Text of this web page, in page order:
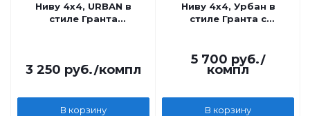
Ниву 4x4, URBAN в
стиле Гранта
3 250 руб./компл
В корзину
Ниву 4x4, Урбан в
стиле Гранта с
5 700 руб./
компл
В корзину